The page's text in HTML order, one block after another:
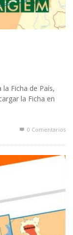
la Ficha de País,
la Ficha en
0 Comentarios